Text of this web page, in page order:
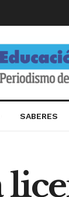
SABERES